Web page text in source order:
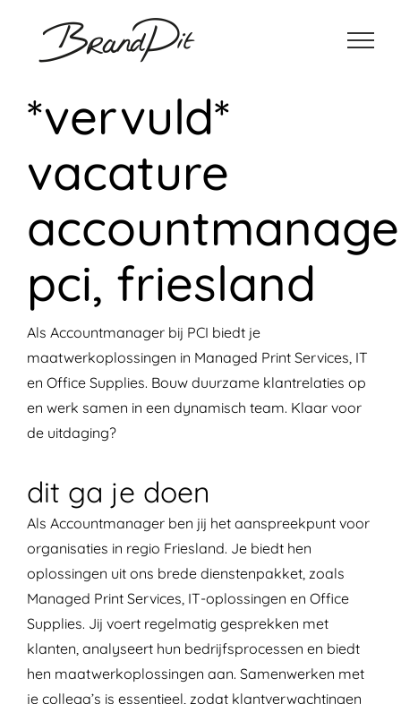
inhoud
*vervuld*
vacature
pci, friesland
Als Accountmanager bij PCI biedt je
maatwerkoplossingen in Managed Print Services, IT
en Office Supplies. Bouw duurzame klantrelaties op
en werk samen in een dynamisch team. Klaar voor
de uitdaging?
dit ga je doen
Als Accountmanager ben jij het aanspreekpunt voor
organisaties in regio Friesland. Je biedt hen
oplossingen uit ons brede dienstenpakket, zoals
Managed Print Services, IT-oplossingen en Office
Supplies. Jij voert regelmatig gesprekken met
klanten, analyseert hun bedrijfsprocessen en biedt
hen maatwerkoplossingen aan. Samenwerken met
je collega’s is essentieel, zodat klantverwachtingen